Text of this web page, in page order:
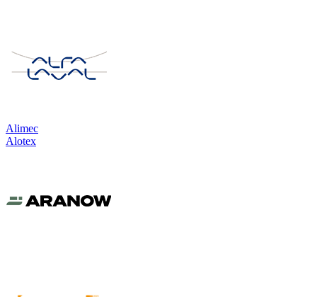
Alimec
Alotex